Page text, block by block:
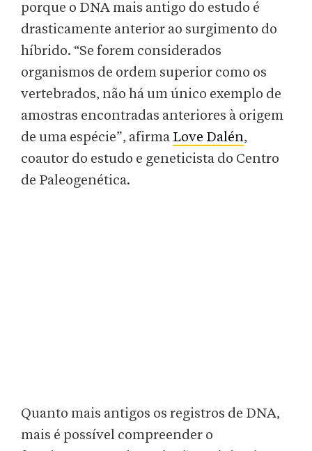
porque o DNA mais antigo do estudo é
drasticamente anterior ao surgimento do
híbrido. “Se forem considerados
organismos de ordem superior como os
vertebrados, não há um único exemplo de
amostras encontradas anteriores à origem
de uma espécie”, afirma Love Dalén,
coautor do estudo e geneticista do Centro
de Paleogenética.
Quanto mais antigos os registros de DNA,
mais é possível compreender o